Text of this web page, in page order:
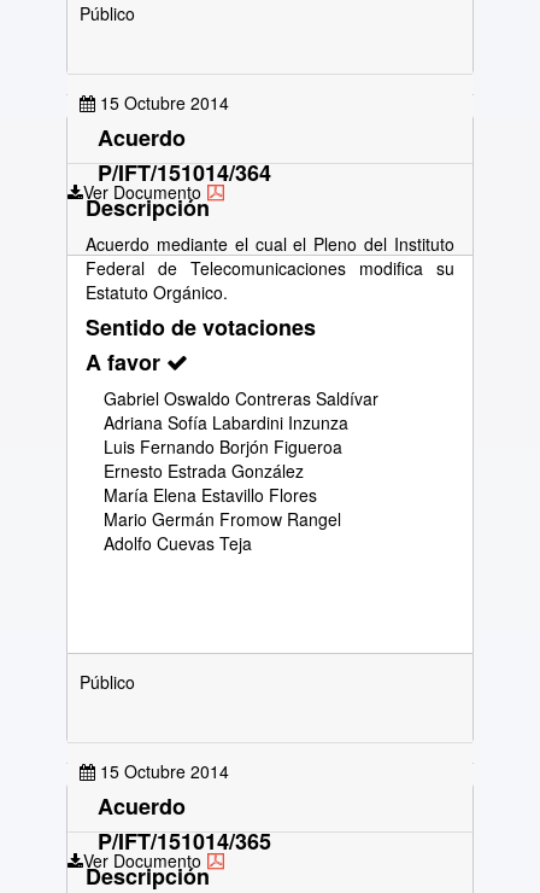
Público
15 Octubre 2014
Ver Documento
Acuerdo
P/IFT/151014/364
Descripción
Acuerdo mediante el cual el Pleno del Instituto
Federal de Telecomunicaciones modifica su
Estatuto Orgánico.
Sentido de votaciones
A favor
Gabriel Oswaldo Contreras Saldívar
Adriana Sofía Labardini Inzunza
Luis Fernando Borjón Figueroa
Ernesto Estrada González
María Elena Estavillo Flores
Mario Germán Fromow Rangel
Adolfo Cuevas Teja
Público
15 Octubre 2014
Ver Documento
Acuerdo
P/IFT/151014/365
Descripción